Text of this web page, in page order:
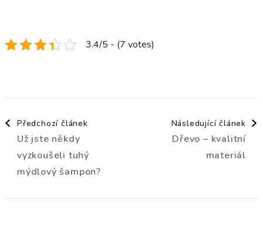
3.4/5 - (7 votes)
Navigace
příspěvku
Předchozí článek
Už jste někdy
vyzkoušeli tuhý
mýdlový šampon?
Následující článek
Dřevo – kvalitní
materiál